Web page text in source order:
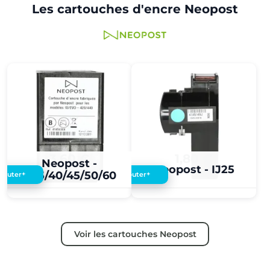
Les cartouches d'encre Neopost
Neopost -
IJ35/40/45/50/60
3,60 €
+ Neopost - IJ25
Ajouter+
Voir les cartouches Neopost